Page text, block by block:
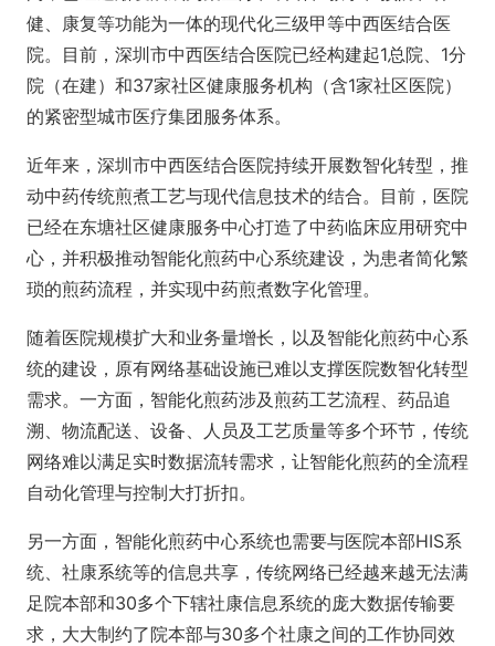
健、康复等功能为一体的现代化三级甲等中西医结合医
院。目前，深圳市中西医结合医院已经构建起1总院、1分
院（在建）和37家社区健康服务机构（含1家社区医院）
的紧密型城市医疗集团服务体系。
近年来，深圳市中西医结合医院持续开展数智化转型，推
动中药传统煎煮工艺与现代信息技术的结合。目前，医院
已经在东塘社区健康服务中心打造了中药临床应用研究中
心，并积极推动智能化煎药中心系统建设，为患者简化繁
琐的煎药流程，并实现中药煎煮数字化管理。
随着医院规模扩大和业务量增长，以及智能化煎药中心系
统的建设，原有网络基础设施已难以支撑医院数智化转型
需求。一方面，智能化煎药涉及煎药工艺流程、药品追
溯、物流配送、设备、人员及工艺质量等多个环节，传统
网络难以满足实时数据流转需求，让智能化煎药的全流程
自动化管理与控制大打折扣。
另一方面，智能化煎药中心系统也需要与医院本部HIS系
统、社康系统等的信息共享，传统网络已经越来越无法满
足院本部和30多个下辖社康信息系统的庞大数据传输要
求，大大制约了院本部与30多个社康之间的工作协同效